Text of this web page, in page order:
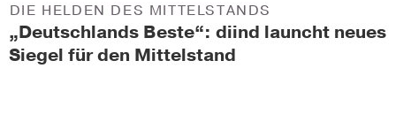
„Deutschlands Beste“: diind launcht neues
Siegel für den Mittelstand
DIE HELDEN DES MITTELSTANDS